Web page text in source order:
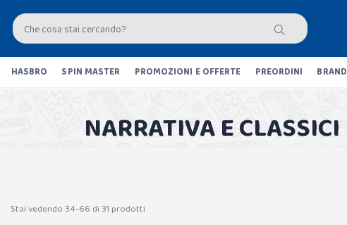
HASBRO SPIN MASTER PROMOZIONI E OFFERTE PREORDINI BRAND
NARRATIVA E CLASSICI
Stai vedendo 34-66 di 31 prodotti